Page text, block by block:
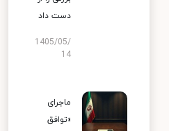
دست داد
1405/05/
14
ماجرای
«توافق